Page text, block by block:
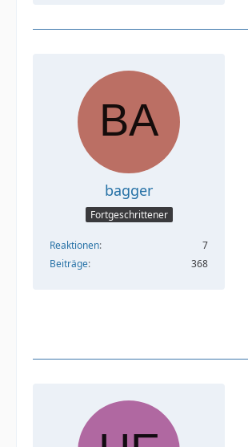
bagger
Fortgeschrittener
Reaktionen
7
Beiträge
368